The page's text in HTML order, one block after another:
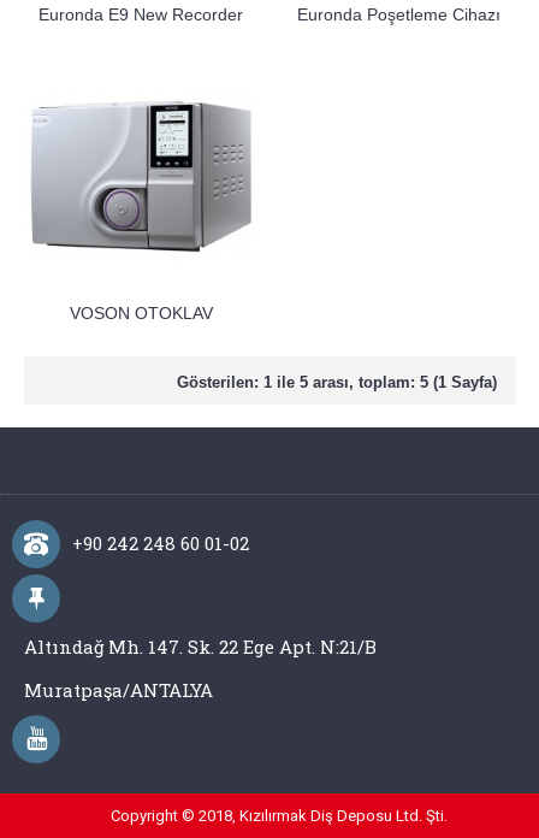
Euronda E9 New Recorder Euronda Poşetleme Cihazı
VOSON OTOKLAV
Gösterilen: 1 ile 5 arası, toplam: 5 (1 Sayfa)
+90 242 248 60 01-02
Altındağ Mh. 147. Sk. 22 Ege Apt. N:21/B
Muratpaşa/ANTALYA
Copyright © 2018, Kızılırmak Diş Deposu Ltd. Şti.